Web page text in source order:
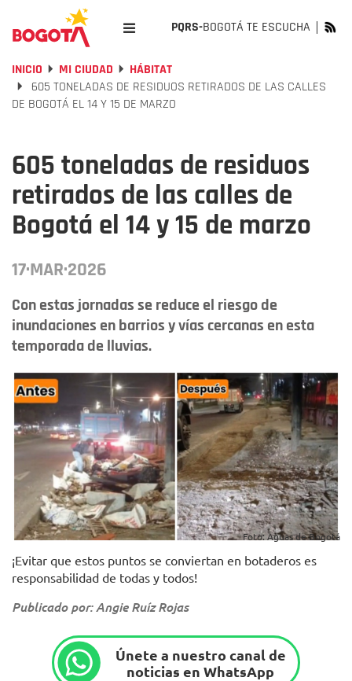
PQRS-BOGOTÁ TE ESCUCHA
INICIO MI CIUDAD
HÁBITAT
605 TONELADAS DE RESIDUOS RETIRADOS DE LAS CALLES
DE BOGOTÁ EL 14 Y 15 DE MARZO
605 toneladas de residuos
retirados de las calles de
Bogotá el 14 y 15 de marzo
17·MAR·2026
Con estas jornadas se reduce el riesgo de
inundaciones en barrios y vías cercanas en esta
temporada de lluvias.
Foto: Aguas de Bogotá
¡Evitar que estos puntos se conviertan en botaderos es
responsabilidad de todas y todos!
Publicado por: Angie Ruíz Rojas
Únete a nuestro canal de
noticias en WhatsApp